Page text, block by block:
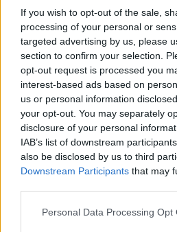
If you wish to opt-out of the sale,
processing of your personal or
targeted advertising by us, please
section to confirm your selection.
opt-out request is processed you
interest-based ads based on
us or personal information
your opt-out. You may separately
disclosure of your personal
IAB’s list of downstream
also be disclosed by us to third
Downstream Participants that may
Personal Data Processing Opt
αλλιώς κάτι που αργότερα
ενώσεις στο πόσιμο νερό της
Αυτό ήταν μέρος αυτού που
του κινήματος
απάντηση από τους ηγέτες
δικαιωμάτων για την
περιβαλλοντικού
της Ομάδας Μαύρων του